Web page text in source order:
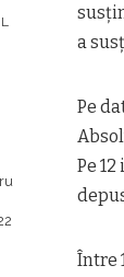
a
Pe
Pe
Între